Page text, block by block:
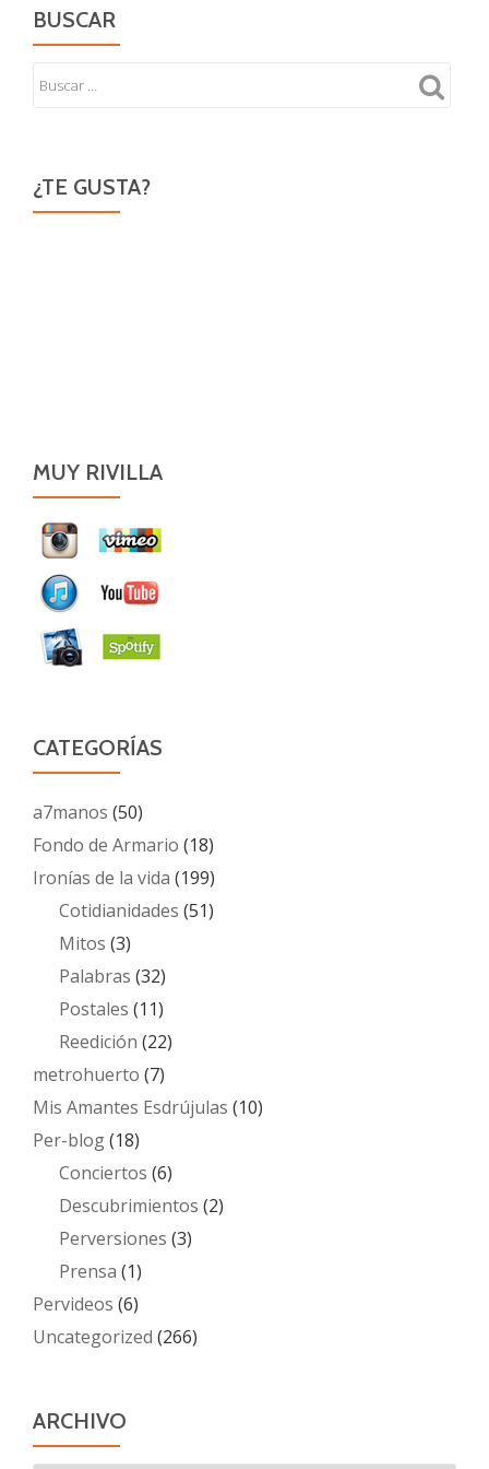
BUSCAR
¿TE GUSTA?
MUY RIVILLA
CATEGORÍAS
a7manos (50)
Fondo de Armario (18)
Ironías de la vida (199)
Cotidianidades (51)
Mitos (3)
Palabras (32)
Postales (11)
Reedición (22)
metrohuerto (7)
Mis Amantes Esdrújulas (10)
Per-blog(18)
Conciertos (6)
Descubrimientos (2)
Perversiones (3)
Prensa (1)
Pervideos (6)
Uncategorized (266)
ARCHIVO